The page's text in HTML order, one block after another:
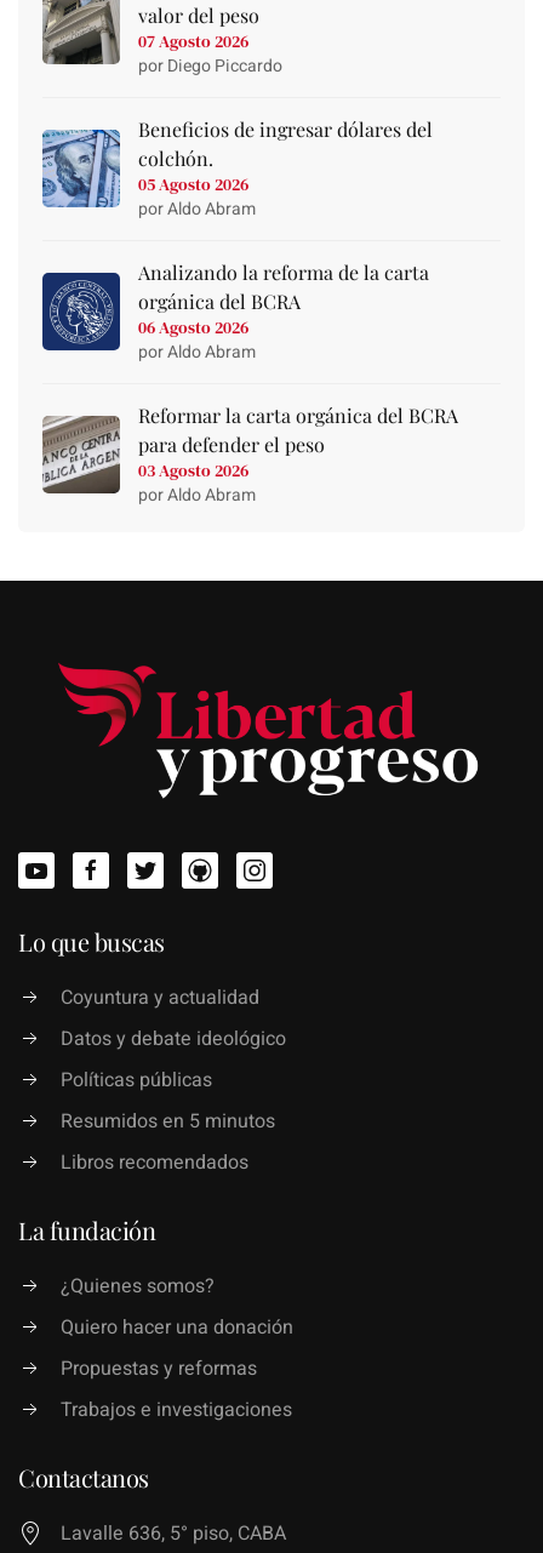
valor del peso
07 Agosto 2026
por Diego Piccardo
Beneficios de ingresar dólares del
colchón.
05 Agosto 2026
por Aldo Abram
Analizando la reforma de la carta
orgánica del BCRA
06 Agosto 2026
por Aldo Abram
Reformar la carta orgánica del BCRA
para defender el peso
03 Agosto 2026
por Aldo Abram
Lo que buscas
Coyuntura y actualidad
Datos y debate ideológico
Políticas públicas
Resumidos en 5 minutos
Libros recomendados
La fundación
¿Quienes somos?
Quiero hacer una donación
Propuestas y reformas
Trabajos e investigaciones
Contactanos
Lavalle 636, 5° piso, CABA